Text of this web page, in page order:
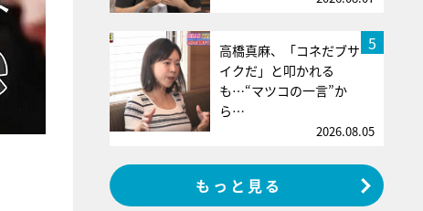
5
高橋真麻、「コネだブサ
イクだ」と叩かれる
も…“マツコの一言”か
ら…
2026.08.05
もっと見る